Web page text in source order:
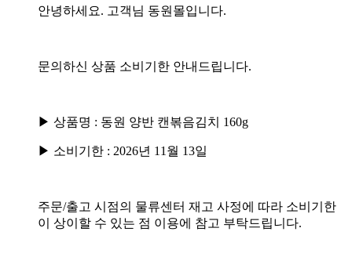
안녕하세요. 고객님 동원몰입니다.
문의하신 상품 소비기한 안내드립니다.
▶ 상품명 : 동원 양반 캔볶음김치 160g
▶ 소비기한 : 2026년 11월 13일
주문/출고 시점의 물류센터 재고 사정에 따라 소비기한
이 상이할 수 있는 점 이용에 참고 부탁드립니다.